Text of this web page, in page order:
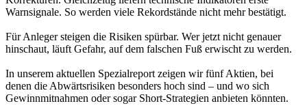
Warnsignale. So werden viele Rekordstände nicht mehr bestätigt.
Für Anleger steigen die Risiken spürbar. Wer jetzt nicht genauer
hinschaut, läuft Gefahr, auf dem falschen Fuß erwischt zu werden.
In unserem aktuellen Spezialreport zeigen wir fünf Aktien, bei
denen die Abwärtsrisiken besonders hoch sind – und wo sich
Gewinnmitnahmen oder sogar Short-Strategien anbieten könnten.